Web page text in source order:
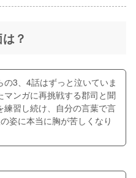
？
3、4話はずっと泣いていま
マンガに再挑戦する郡司と聞
練習し続け、自分の言葉で言
姿に本当に胸が苦しくなり